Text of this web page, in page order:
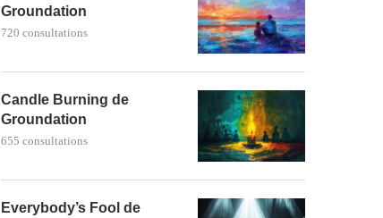
Groundation
720 consultations
Candle Burning de
Groundation
655 consultations
Everybody’s Fool de